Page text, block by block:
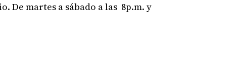
De martes a sábado a las 8p.m. y